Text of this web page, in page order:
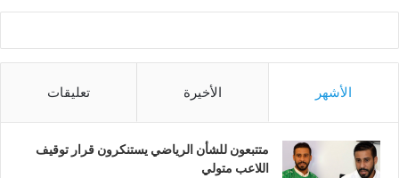
الأشهر الأخيرة تعليقات
متتبعون للشأن الرياضي يستنكرون قرار توقيف
اللاعب متولي